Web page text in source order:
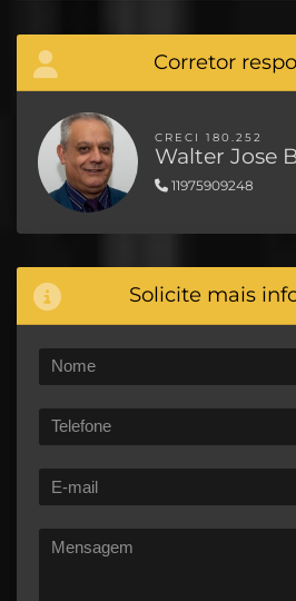
Corretor
CRECI 180.252
Walter Jose
11975909248
Solicite mais